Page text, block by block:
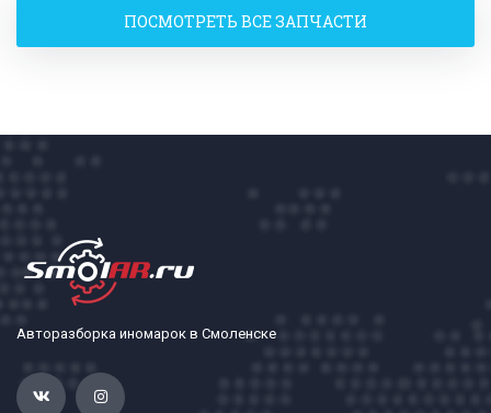
ПОСМОТРЕТЬ ВСЕ ЗАПЧАСТИ
Авторазборка иномарок в Смоленске